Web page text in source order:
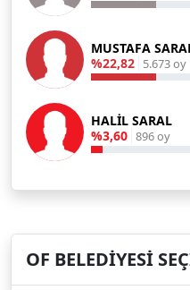
MUSTAFA
%22,82 5.673 oy
HALİL SARAL
%3,60 896 oy
OF BELEDİYESİ